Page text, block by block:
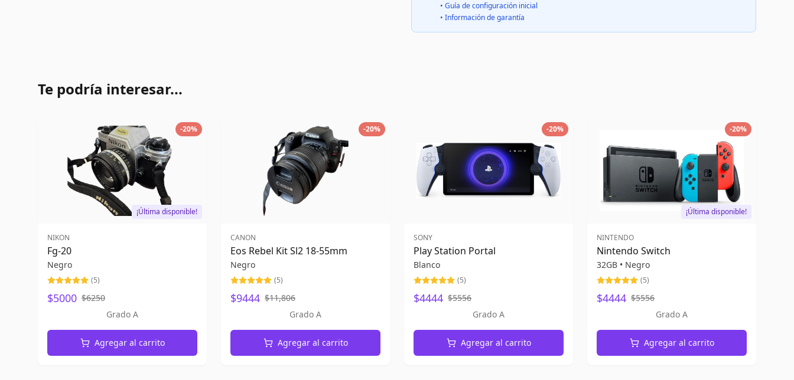
• Guía de configuración inicial
• Información de garantía
Te podría interesar...
-20%
¡Última disponible!
NIKON
Fg-20
Negro
(5)
$5000 $6250
Grado A
Agregar al carrito
-20%
CANON
Eos Rebel Kit Sl2 18-55mm
Negro
(5)
$9444 $11,806
Grado A
Agregar al carrito
-20%
SONY
Play Station Portal
Blanco
(5)
$4444 $5556
Grado A
Agregar al carrito
-20%
¡Última disponible!
NINTENDO
Nintendo Switch
32GB • Negro
(5)
$4444 $5556
Grado A
Agregar al carrito